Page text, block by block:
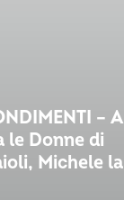
– A
le Donne di
Michele la